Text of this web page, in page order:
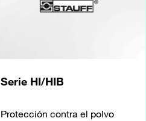
Serie HI/HIB
Protección contra el polvo